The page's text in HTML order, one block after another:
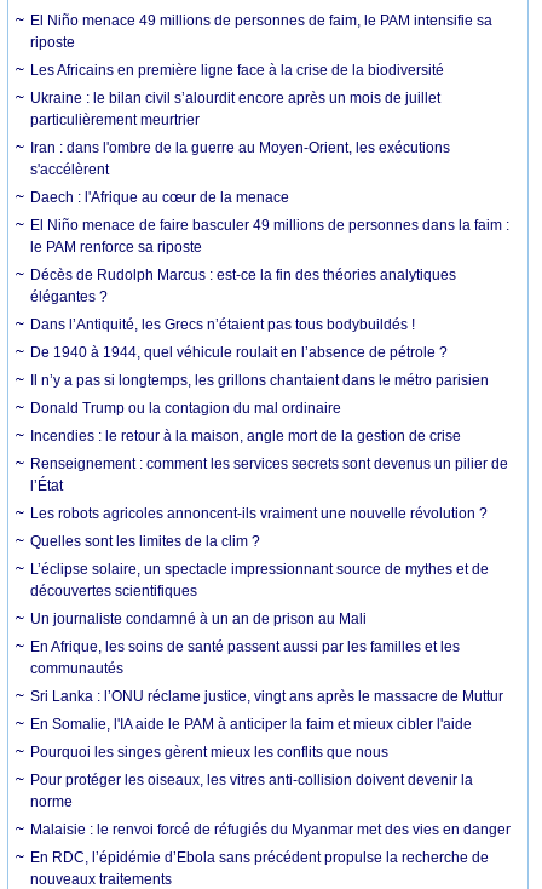
El Niño menace 49 millions de personnes de faim, le PAM intensifie sa
riposte
Les Africains en première ligne face à la crise de la biodiversité
Ukraine : le bilan civil s’alourdit encore après un mois de juillet
particulièrement meurtrier
Iran : dans l'ombre de la guerre au Moyen-Orient, les exécutions
s'accélèrent
Daech : l'Afrique au cœur de la menace
El Niño menace de faire basculer 49 millions de personnes dans la faim :
le PAM renforce sa riposte
Décès de Rudolph Marcus : est-ce la fin des théories analytiques
élégantes ?
Dans l’Antiquité, les Grecs n’étaient pas tous bodybuildés !
De 1940 à 1944, quel véhicule roulait en l’absence de pétrole ?
Il n’y a pas si longtemps, les grillons chantaient dans le métro parisien
Donald Trump ou la contagion du mal ordinaire
Incendies : le retour à la maison, angle mort de la gestion de crise
Renseignement : comment les services secrets sont devenus un pilier de
l’État
Les robots agricoles annoncent-ils vraiment une nouvelle révolution ?
Quelles sont les limites de la clim ?
L’éclipse solaire, un spectacle impressionnant source de mythes et de
découvertes scientifiques
Un journaliste condamné à un an de prison au Mali
En Afrique, les soins de santé passent aussi par les familles et les
communautés
Sri Lanka : l’ONU réclame justice, vingt ans après le massacre de Muttur
En Somalie, l'IA aide le PAM à anticiper la faim et mieux cibler l'aide
Pourquoi les singes gèrent mieux les conflits que nous
Pour protéger les oiseaux, les vitres anti-collision doivent devenir la
norme
Malaisie : le renvoi forcé de réfugiés du Myanmar met des vies en danger
En RDC, l’épidémie d’Ebola sans précédent propulse la recherche de
nouveaux traitements